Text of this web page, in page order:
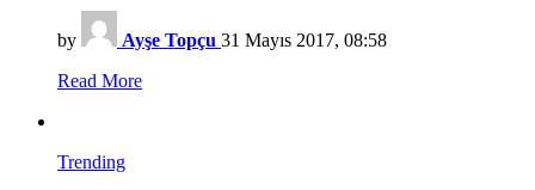
by Ayşe Topçu 31 Mayıs 2017, 08:58
Read More
Trending